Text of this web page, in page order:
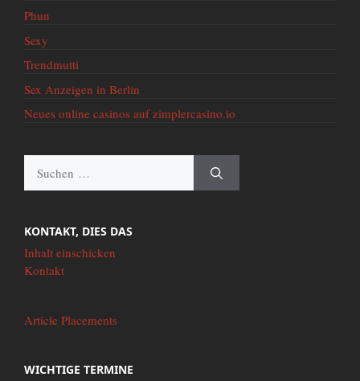
Phun
Sexy
Trendmutti
Sex Anzeigen in Berlin
Neues online casinos auf zimplercasino.io
nach:
KONTAKT, DIES DAS
Inhalt einschicken
Kontakt
Article Placements
WICHTIGE TERMINE